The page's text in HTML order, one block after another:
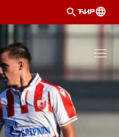
ЋИР